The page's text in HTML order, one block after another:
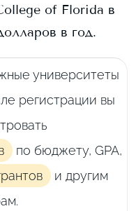
of Florida в
в год.
университеты
регистрации вы
по бюджету, GPA,
и другим